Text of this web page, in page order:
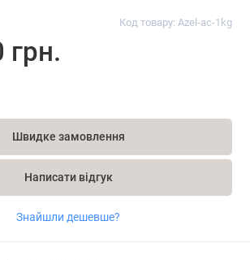
Код товару: Azel-ac-1kg
грн.
Швидке замовлення
Написати відгук
Знайшли дешевше?